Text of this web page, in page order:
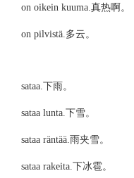
on oikein kuuma.真热啊。
on pilvistä.多云。
sataa.下雨。
sataa lunta.下雪。
sataa räntää.雨夹雪。
sataa rakeita.下冰雹。